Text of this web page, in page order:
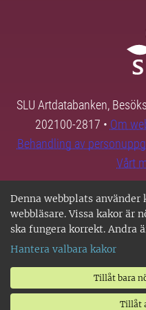
Denna webbplats
webbläsare. Vissa kakor är
ska fungera korrekt. Andra
Hantera valbara kakor
Tillåt bara
Tillåt
SLU Artdatabanken,
202100-2817 • Om
Behandling av
Vårt